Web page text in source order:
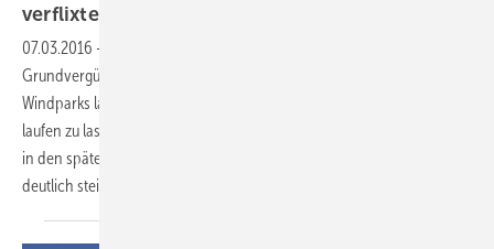
verflixten 3,9
07.03.2016 -
Grundvergütung wird kein Anreiz sein, die deutschen Offshore-
Windparks lange über die Zeit der erhöhten Anfangsvergütung hinaus
laufen zu lassen. Dies wird auch dem Umstand geschuldet sein, dass
in den späten Betriebsjahren die Reparatur- und Wartungskosten
deutlich steigen, die Einnahmen aber drastisch